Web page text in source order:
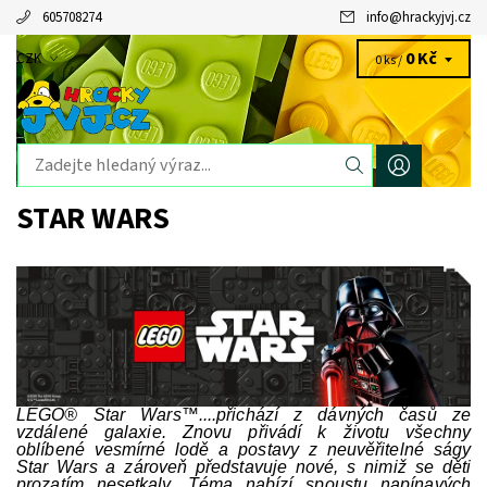
605708274 info@hrackyjvj.cz
CZK 0 ks /0 Kč
STAR WARS
LEGO® Star Wars™....přichází z dávných časů ze
vzdálené galaxie. Znovu přivádí k životu všechny
oblíbené vesmírné lodě a postavy z neuvěřitelné ságy
Star Wars a zároveň představuje nové, s nimiž se děti